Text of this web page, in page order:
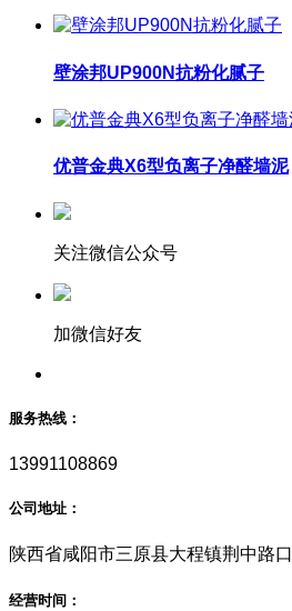
壁涂邦UP900N抗粉化腻子
优普金典X6型负离子净醛墙泥
关注微信公众号
加微信好友
服务热线：
13991108869
公司地址：
陕西省咸阳市三原县大程镇荆中路口
经营时间：